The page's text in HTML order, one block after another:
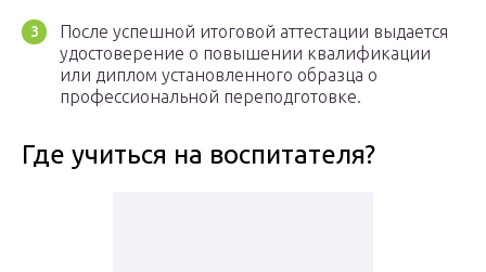
После успешной итоговой аттестации выдается
удостоверение о повышении квалификации
или диплом установленного образца о
профессиональной переподготовке.
Где учиться на воспитателя?